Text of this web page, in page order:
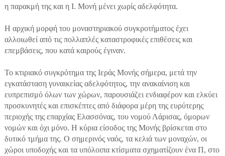
η παρακμή της και η Ι. Μονή μένει χωρίς αδελφότητα.
Η αρχική μορφή του μοναστηριακού συγκροτήματος έχει
αλλοιωθεί από τις πολλαπλές καταστροφικές επιθέσεις και
επεμβάσεις, που κατά καιρούς έγιναν.
Το κτιριακό συγκρότημα της Ιεράς Μονής σήμερα, μετά την
εγκατάσταση γυναικείας αδελφότητος, την ανακαίνιση και
ευπρεπισμό όλων των χώρων, παρουσιάζει ενδιαφέρον και ελκύει
προσκυνητές και επισκέπτες από διάφορα μέρη της ευρύτερης
περιοχής της επαρχίας Ελασσόνας, του νομού Λάρισας, όμορων
νομών και όχι μόνο. Η κύρια είσοδος της Μονής βρίσκεται στο
δυτικό τμήμα της. Ο σημερινός ναός, τα κελιά των μοναχών, οι
χώροι υποδοχής και τα υπόλοιπα κτίσματα σχηματίζουν ένα Π, στο